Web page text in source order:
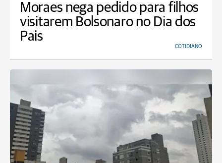
Moraes nega pedido para filhos
visitarem Bolsonaro no Dia dos
Pais
COTIDIANO